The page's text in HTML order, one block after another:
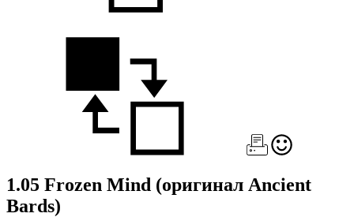
1.05 Frozen Mind (оригинал Ancient
Bards)